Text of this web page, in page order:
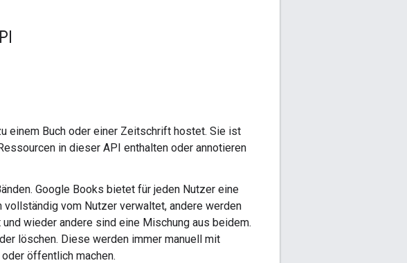
einem Buch oder einer Zeitschrift hostet. Sie ist
in dieser API enthalten oder annotieren
Google Books bietet für jeden Nutzer eine
vom Nutzer verwaltet, andere werden
wieder andere sind eine Mischung aus beidem.
löschen. Diese werden immer manuell mit
öffentlich machen.